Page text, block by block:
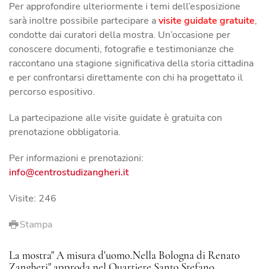
Per approfondire ulteriormente i temi dell’esposizione
sarà inoltre possibile partecipare avisite guidate gratuite,
condotte dai curatori della mostra. Un’occasione per
conoscere documenti, fotografie e testimonianze che
raccontano una stagione significativa della storia cittadina
e per confrontarsi direttamente con chi ha progettato il
percorso espositivo.
La partecipazione alle visite guidate è gratuita con
prenotazione obbligatoria.
Per informazioni e prenotazioni:
Visite: 246
Stampa
La mostra" A misura d'uomo.Nella Bologna di Renato